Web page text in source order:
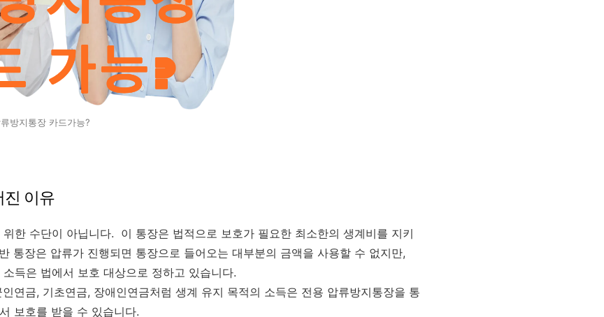
방지통장 카드가능?
진 이유
한 수단이 아닙니다. 이 통장은 법적으로 보호가 필요한 최소한의 생계비를 지키
통장은 압류가 진행되면 통장으로 들어오는 대부분의 금액을 사용할 수 없지만,
득은 법에서 보호 대상으로 정하고 있습니다.
연금, 기초연금, 장애인연금처럼 생계 유지 목적의 소득은 전용 압류방지통장을 통
보호를 받을 수 있습니다.